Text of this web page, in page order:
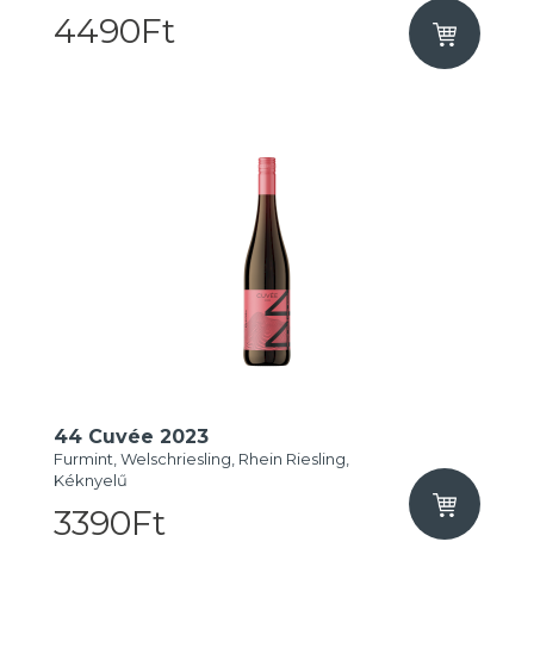
4490Ft
44 Cuvée 2023
Furmint, Welschriesling, Rhein Riesling,
Kéknyelű
3390Ft